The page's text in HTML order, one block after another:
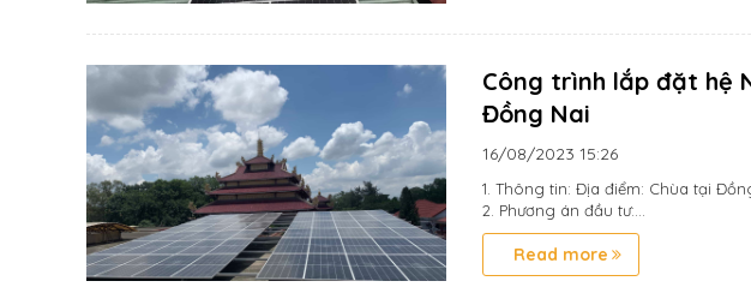
Công trình lắp đặt hệ
Đồng Nai
16/08/2023 15:26
1. Thông tin: Địa điểm: Chùa tại
2. Phương án đầu tư:...
Read more